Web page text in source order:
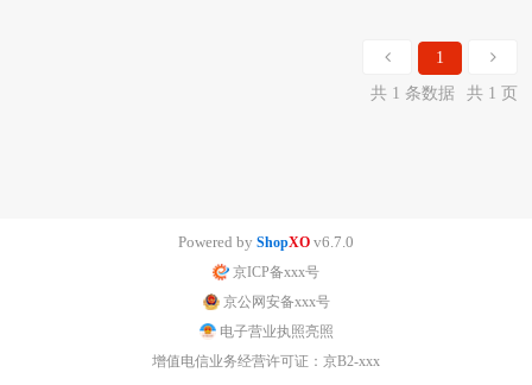
1
共 1 条数据
共 1 页
Powered by ShopXO v6.7.0
京ICP备xxx号
京公网安备xxx号
电子营业执照亮照
增值电信业务经营许可证：京B2-xxx